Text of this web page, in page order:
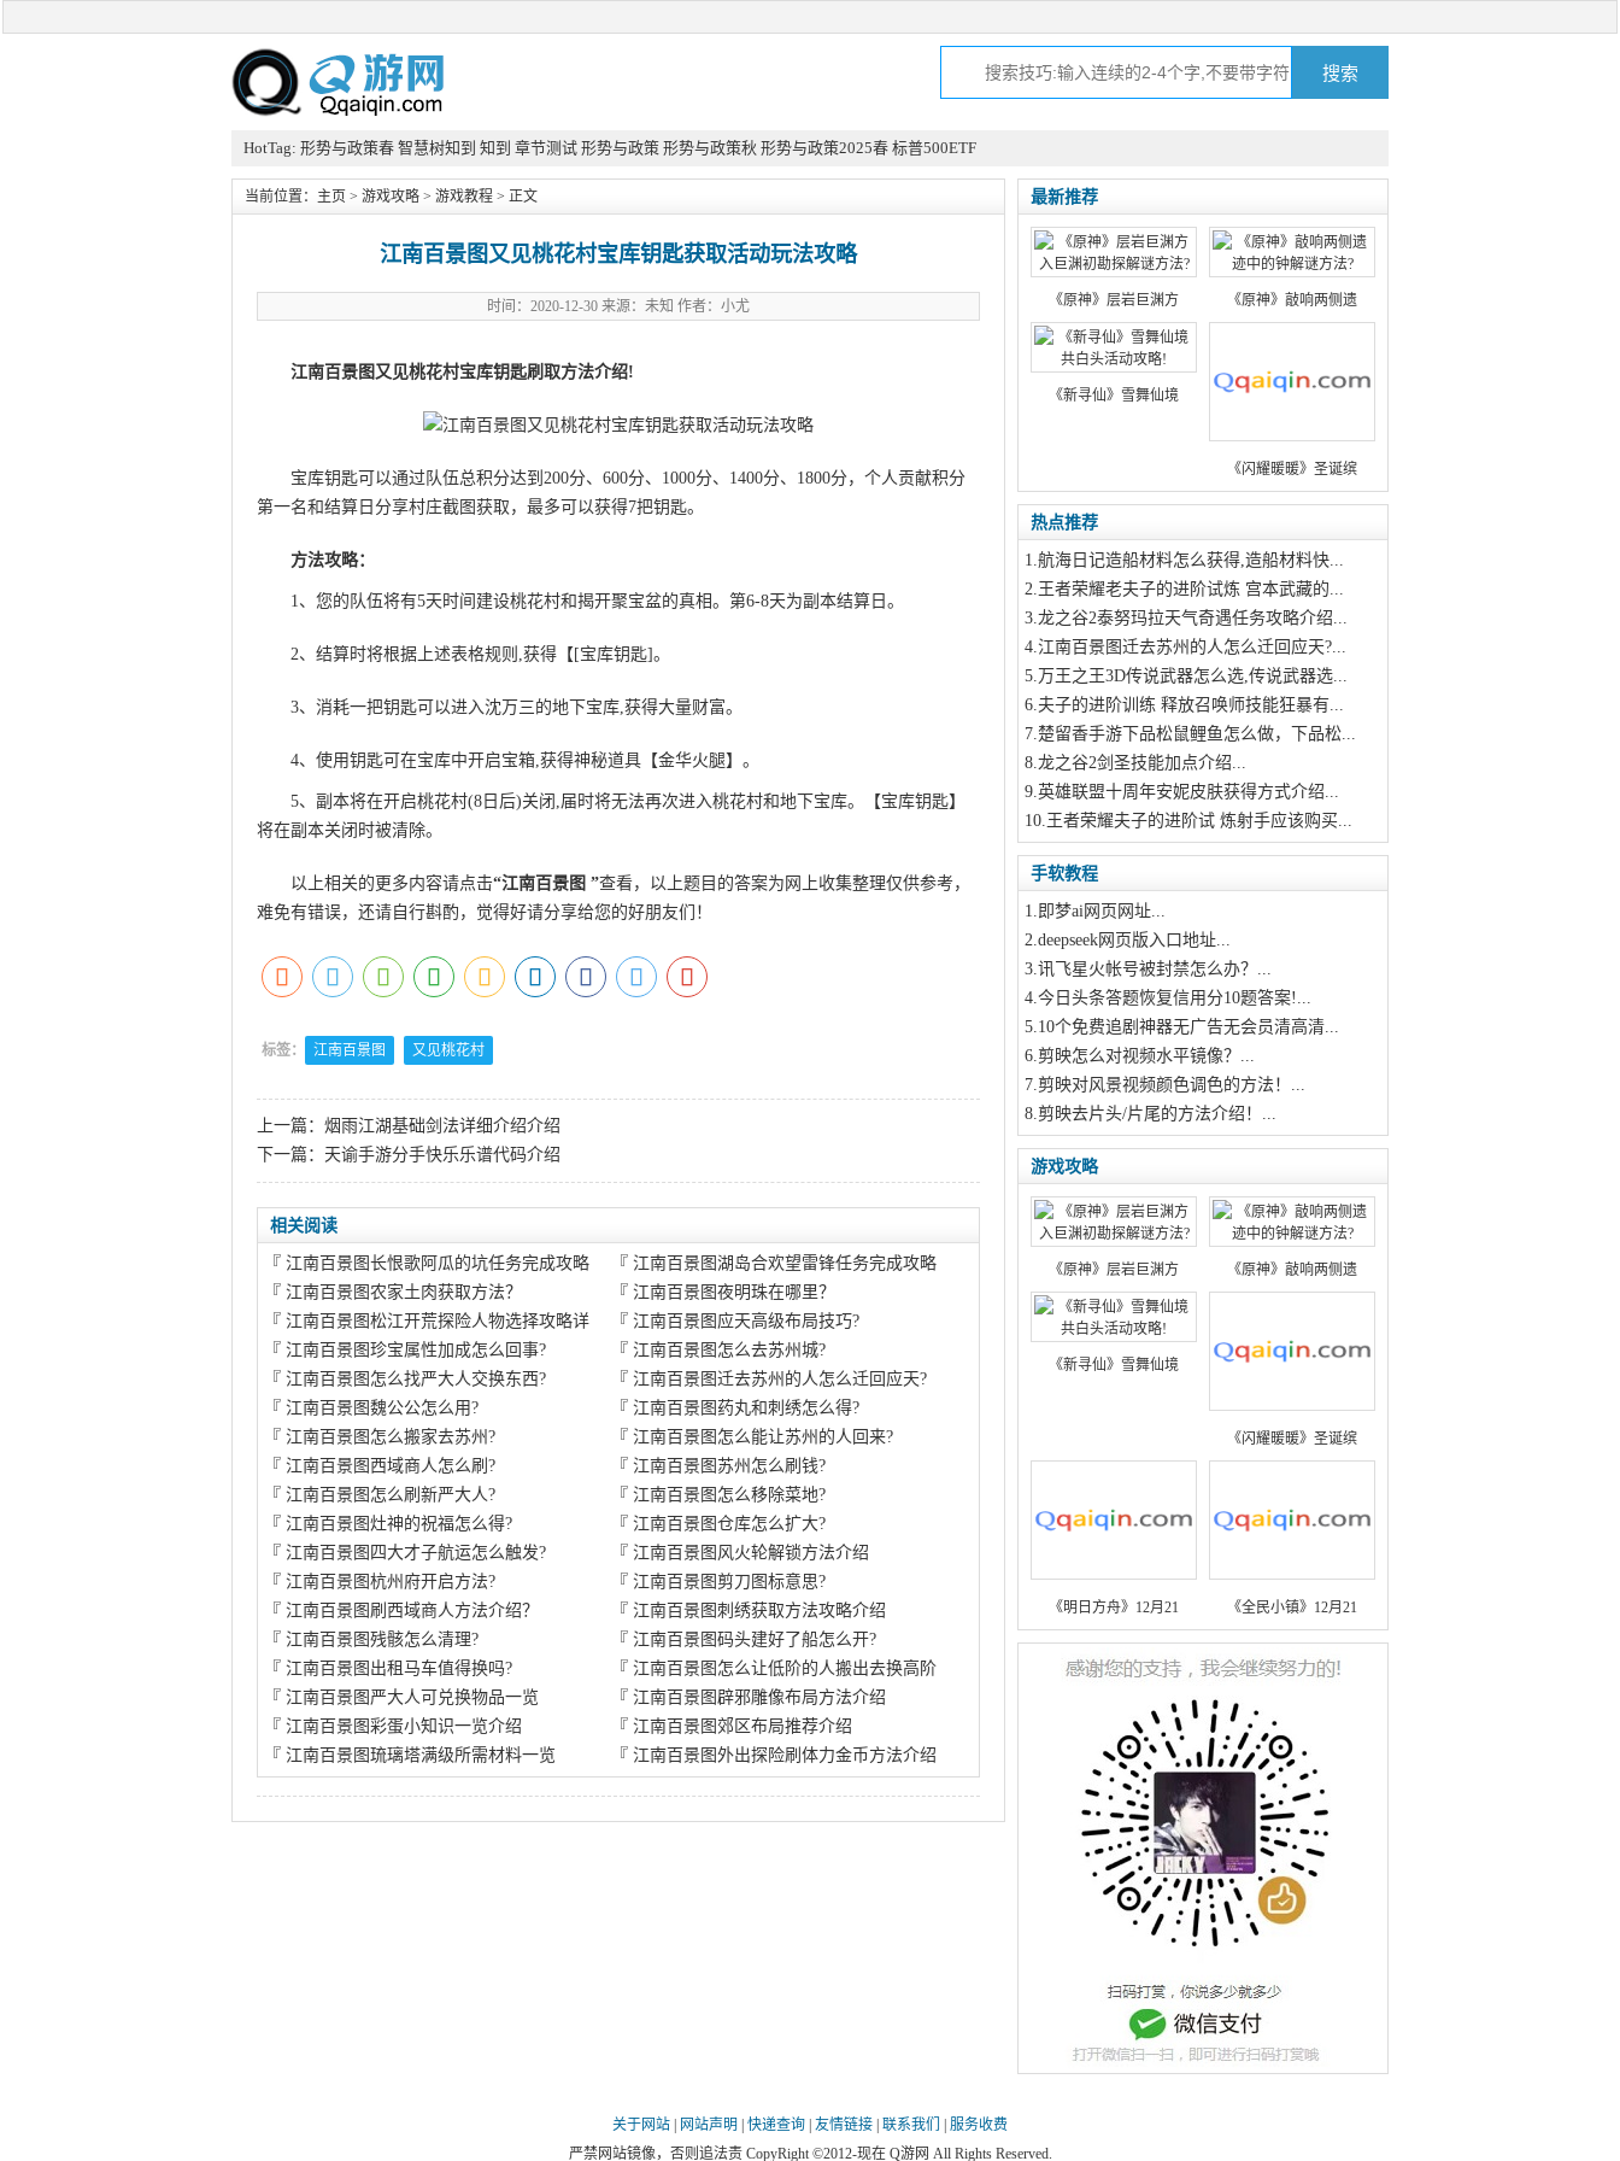
HotTag: 形势与政策春 智慧树知到 知到 章节测试 形势与政策 形势与政策秋 形势与政策2025春 标普500ETF
当前位置： 主页 > 游戏攻略 > 游戏教程 > 正文
江南百景图又见桃花村宝库钥匙获取活动玩法攻略
时间：2020-12-30 来源：未知 作者：小尤
江南百景图又见桃花村宝库钥匙刷取方法介绍!
宝库钥匙可以通过队伍总积分达到200分、600分、1000分、1400分、1800分，个人贡献积分
第一名和结算日分享村庄截图获取，最多可以获得7把钥匙。
方法攻略：
1、您的队伍将有5天时间建设桃花村和揭开聚宝盆的真相。第6-8天为副本结算日。
2、结算时将根据上述表格规则,获得【[宝库钥匙]。
3、消耗一把钥匙可以进入沈万三的地下宝库,获得大量财富。
4、使用钥匙可在宝库中开启宝箱,获得神秘道具【金华火腿】。
5、副本将在开启桃花村(8日后)关闭,届时将无法再次进入桃花村和地下宝库。【宝库钥匙】
将在副本关闭时被清除。
以上相关的更多内容请点击“江南百景图 ”查看，以上题目的答案为网上收集整理仅供参考，
难免有错误，还请自行斟酌，觉得好请分享给您的好朋友们！
标签： 江南百景图 又见桃花村
上一篇： 烟雨江湖基础剑法详细介绍介绍
下一篇： 天谕手游分手快乐乐谱代码介绍
相关阅读
『 江南百景图长恨歌阿瓜的坑任务完成攻略 『江南百景图湖岛合欢望雷锋任务完成攻略
『 江南百景图农家土肉获取方法？ 『江南百景图夜明珠在哪里？
『 江南百景图松江开荒探险人物选择攻略详 『江南百景图应天高级布局技巧?
『 江南百景图珍宝属性加成怎么回事? 『江南百景图怎么去苏州城?
『 江南百景图怎么找严大人交换东西? 『江南百景图迁去苏州的人怎么迁回应天?
『 江南百景图魏公公怎么用? 『江南百景图药丸和刺绣怎么得?
『 江南百景图怎么搬家去苏州? 『江南百景图怎么能让苏州的人回来?
『 江南百景图西域商人怎么刷? 『江南百景图苏州怎么刷钱?
『 江南百景图怎么刷新严大人? 『江南百景图怎么移除菜地?
『 江南百景图灶神的祝福怎么得? 『江南百景图仓库怎么扩大?
『 江南百景图四大才子航运怎么触发? 『江南百景图风火轮解锁方法介绍
『 江南百景图杭州府开启方法? 『江南百景图剪刀图标意思?
『 江南百景图刷西域商人方法介绍？ 『江南百景图刺绣获取方法攻略介绍
『 江南百景图残骸怎么清理? 『江南百景图码头建好了船怎么开?
『 江南百景图出租马车值得换吗? 『江南百景图怎么让低阶的人搬出去换高阶
『 江南百景图严大人可兑换物品一览 『江南百景图辟邪雕像布局方法介绍
『 江南百景图彩蛋小知识一览介绍 『江南百景图郊区布局推荐介绍
『 江南百景图琉璃塔满级所需材料一览 『江南百景图外出探险刷体力金币方法介绍
最新推荐
《原神》层岩巨渊方 《原神》敲响两侧遗
《新寻仙》雪舞仙境
《闪耀暖暖》圣诞缤
热点推荐
1.航海日记造船材料怎么获得,造船材料快...
2.王者荣耀老夫子的进阶试炼 宫本武藏的...
3.龙之谷2泰努玛拉天气奇遇任务攻略介绍...
4.江南百景图迁去苏州的人怎么迁回应天?...
5.万王之王3D传说武器怎么选,传说武器选...
6.夫子的进阶训练 释放召唤师技能狂暴有...
7.楚留香手游下品松鼠鲤鱼怎么做，下品松...
8.龙之谷2剑圣技能加点介绍...
9.英雄联盟十周年安妮皮肤获得方式介绍...
10.王者荣耀夫子的进阶试 炼射手应该购买...
手软教程
1.即梦ai网页网址...
2.deepseek网页版入口地址...
3.讯飞星火帐号被封禁怎么办？...
4.今日头条答题恢复信用分10题答案!...
5.10个免费追剧神器无广告无会员清高清...
6.剪映怎么对视频水平镜像？...
7.剪映对风景视频颜色调色的方法！...
8.剪映去片头/片尾的方法介绍！...
游戏攻略
《原神》层岩巨渊方 《原神》敲响两侧遗
《新寻仙》雪舞仙境
《闪耀暖暖》圣诞缤
《明日方舟》12月21 《全民小镇》12月21
关于网站 网站声明 快递查询 友情链接 联系我们
服务收费
严禁网站镜像，否则追法责 CopyRight ©2012-现在 Q游网 All Rights Reserved.